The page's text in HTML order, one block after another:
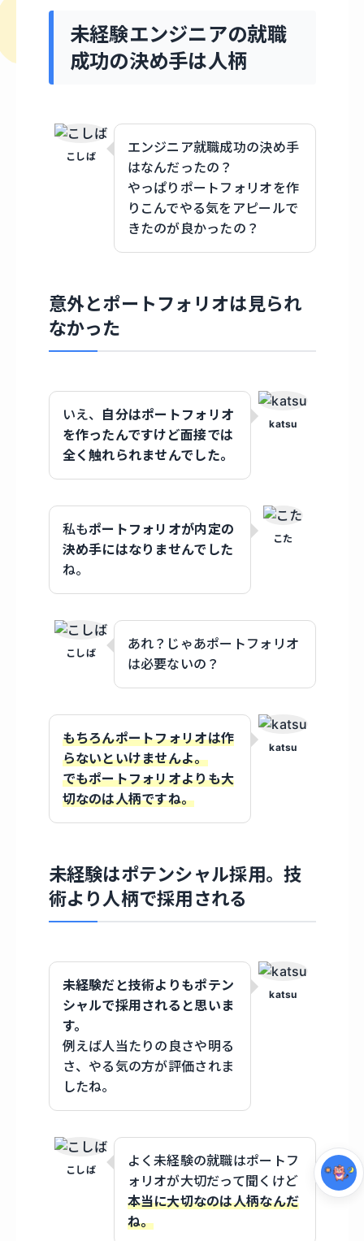
未経験エンジニアの就職
成功の決め手は人柄
こしば
エンジニア就職成功の決め手
はなんだったの？
やっぱりポートフォリオを作
りこんでやる気をアピールで
きたのが良かったの？
意外とポートフォリオは見られ
なかった
katsu
いえ、 自分はポートフォリオ
を作ったんですけど面接では
全く触れられませんでした。
こた
私もポートフォリオが内定の
決め手にはなりませんでした
ね。
こしば
あれ？じゃあポートフォリオ
は必要ないの？
katsu
もちろんポートフォリオは作
らないといけませんよ。
でもポートフォリオよりも大
切なのは人柄ですね。
未経験はポテンシャル採用。技
術より人柄で採用される
katsu
未経験だと技術よりもポテン
シャルで採用されると思いま
す。
例えば人当たりの良さや明る
さ、やる気の方が評価されま
したね。
こしば
よく未経験の就職はポートフ
ォリオが大切だって聞くけど
本当に大切なのは人柄なんだ
ね。